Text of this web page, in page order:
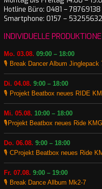
Hotline Büro: 0481 – 78769138
Smartphone: 0157 – 53255632
INDIVIDUELLE
Mo. 03.08. 09:00 – 18:00
🎙️ Break Dancer Album Jinglepack
Di. 04.08. 9:00 – 18:00
🎙️ Projekt Beatbox neues RIDE
Mi. 05.08. 10:00 – 18:00
🎙️Projekt Beatbox neues Ride KMG
Do. 06.08. 9:00 – 18:00
🎙️ CProjekt Beatbox neues Ride
Fr. 07.08. 9:00 – 19:00
🎙️ Break Dance Allbum Mk2-7